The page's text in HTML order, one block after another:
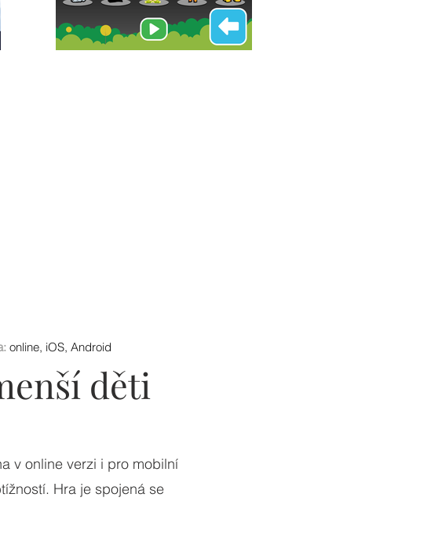
online, iOS, Android
děti
v online verzi i pro mobilní
Hra je spojená se